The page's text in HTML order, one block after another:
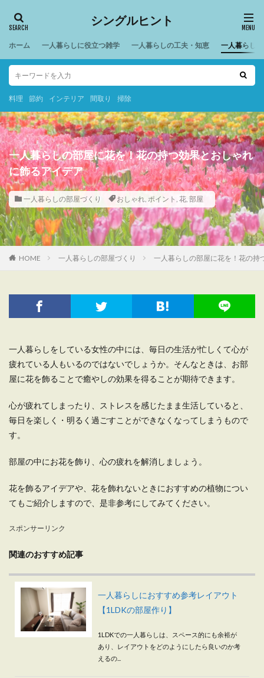
シングルヒント
ホーム 一人暮らしに役立つ雑学 一人暮らしの工夫・知恵 一人暮らし
料理 節約 インテリア 間取り 掃除
一人暮らしの部屋に花を！花の持つ効果とおしゃれ
に飾るアイデア
一人暮らしの部屋づくり おしゃれ, ポイント , 花, 部屋
HOME 一人暮らしの部屋づくり 一人暮らしの部屋に花を！花の持
一人暮らしをしている女性の中には、毎日の生活が忙しくて心が
疲れている人もいるのではないでしょうか。そんなときは、お部
屋に花を飾ることで癒やしの効果を得ることが期待できます。
心が疲れてしまったり、ストレスを感じたまま生活していると、
毎日を楽しく・明るく過ごすことができなくなってしまうもので
す。
部屋の中にお花を飾り、心の疲れを解消しましょう。
花を飾るアイデアや、花を飾れないときにおすすめの植物につい
てもご紹介しますので、是非参考にしてみてください。
スポンサーリンク
関連のおすすめ記事
一人暮らしにおすすめ参考レイアウト
【1LDKの部屋作り】
1LDKでの一人暮らしは、スペース的にも余裕が
あり、レイアウトをどのようにしたら良いのか考
えるの...